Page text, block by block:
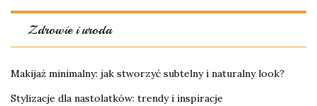
Zdrowie i uroda
Makijaż minimalny: jak stworzyć subtelny i naturalny look?
Stylizacje dla nastolatków: trendy i inspiracje